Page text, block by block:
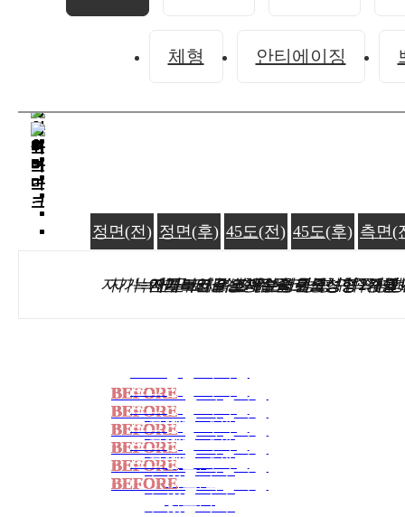
체형 안티에이징
BEFORE를 확인하실
수 있습니다.
LOGIN
로그인을 하시면
BEFORE를 확인하실
수 있습니다.
LOGIN
로그인을 하시면
BEFORE를 확인하실
수 있습니다.
LOGIN
로그인을 하시면
BEFORE를 확인하실
수 있습니다.
로그인을 하시면
BEFORE를 확인하실
수 있습니다.
로그인을 하시면
BEFORE를 확인하실
수 있습니다.
매부리코 복코 무보형물코성형 1개월
정면(전) 정면(후) 45도(전) 45도(후) 측면(
BEFORE를 확인하실
수 있습니다.
LOGIN
로그인을 하시면
BEFORE를 확인하실
수 있습니다.
LOGIN
로그인을 하시면
BEFORE를 확인하실
수 있습니다.
LOGIN
로그인을 하시면
BEFORE를 확인하실
수 있습니다.
로그인을 하시면
BEFORE를 확인하실
수 있습니다.
로그인을 하시면
BEFORE를 확인하실
수 있습니다.
매부리코성형 절골 휜코성형 2주 전
정면(전) 정면(후) 45도(전) 45도(후) 측면(
BEFORE를 확인하실
수 있습니다.
LOGIN
로그인을 하시면
BEFORE를 확인하실
수 있습니다.
LOGIN
로그인을 하시면
BEFORE를 확인하실
수 있습니다.
LOGIN
로그인을 하시면
BEFORE를 확인하실
수 있습니다.
로그인을 하시면
BEFORE를 확인하실
수 있습니다.
로그인을 하시면
BEFORE를 확인하실
수 있습니다.
자가늑연골 코재수술 귀족성형 2개월
정면(전) 정면(후) 45도(전) 45도(후) 측면(
BEFORE를 확인하실
수 있습니다.
LOGIN
로그인을 하시면
BEFORE를 확인하실
수 있습니다.
LOGIN
로그인을 하시면
BEFORE를 확인하실
수 있습니다.
LOGIN
로그인을 하시면
BEFORE를 확인하실
수 있습니다.
로그인을 하시면
BEFORE를 확인하실
수 있습니다.
로그인을 하시면
BEFORE를 확인하실
수 있습니다.
자가늑연골 코재수술 매부리코성형 귀족성
정면(전) 정면(후) 45도(전) 45도(후) 측면(
BEFORE를 확인하실
수 있습니다.
LOGIN
로그인을 하시면
BEFORE를 확인하실
수 있습니다.
LOGIN
로그인을 하시면
BEFORE를 확인하실
수 있습니다.
LOGIN
로그인을 하시면
BEFORE를 확인하실
수 있습니다.
로그인을 하시면
BEFORE를 확인하실
수 있습니다.
로그인을 하시면
BEFORE를 확인하실
수 있습니다.
자가늑연골 코재수술 귀족성형 1개월
정면(전) 정면(후) 45도(전) 45도(후) 측면(
BEFORE를 확인하실
수 있습니다.
LOGIN
로그인을 하시면
BEFORE를 확인하실
수 있습니다.
LOGIN
로그인을 하시면
BEFORE를 확인하실
수 있습니다.
LOGIN
로그인을 하시면
BEFORE를 확인하실
수 있습니다.
로그인을 하시면
BEFORE를 확인하실
수 있습니다.
로그인을 하시면
BEFORE를 확인하실
수 있습니다.
자가늑연골 코재수술 짧은코성형 귀족성형
정면(전) 정면(후) 45도(전) 45도(후) 측면(